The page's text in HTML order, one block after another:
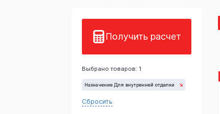
Получить расчет
Выбрано товаров: 1
Назначение Для внутренней отделки
Сбросить